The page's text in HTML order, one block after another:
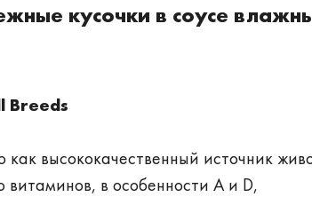
кусочки в соусе
Breeds
высококачественный источник
в особенности A и D,